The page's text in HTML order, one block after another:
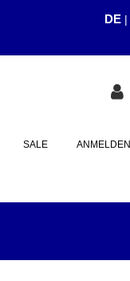
DE |
SALE ANMELDEN